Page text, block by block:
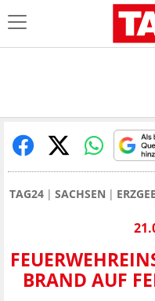
TAG24 SACHSEN
BRAND AUF